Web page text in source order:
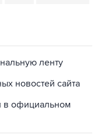
ленту
новостей сайта
в официальном